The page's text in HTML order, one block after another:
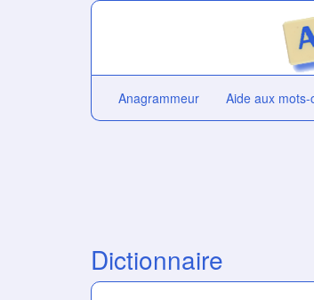
Anagrammeur Aide aux
Dictionnaire